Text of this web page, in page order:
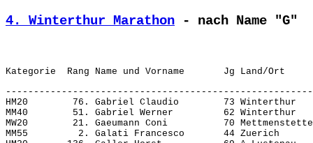
4. Winterthur Marathon - nach Name "G"
HM20        76. Gabriel Claudio        73
MM40        51. Gabriel Werner         62
MW20        21. Gaeumann Coni          70
MM55         2. Galati Francesco       44 Zuerich